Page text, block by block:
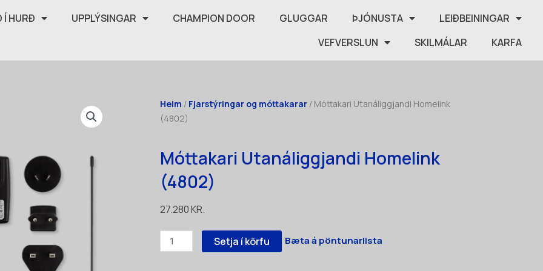
Í HURÐ UPPLÝSINGAR CHAMPION DOOR GLUGGAR ÞJÓNUSTA
LEIÐBEININGAR
VEFVERSLUN
SKILMÁLAR KARFA
Heim / Fjarstýringar og móttakarar / Móttakari Utanáliggjandi Homelink
(4802)
Móttakari Utanáliggjandi Homelink
(4802)
27.280KR.
Móttakari
Utanáliggjandi
Setja í körfu Bæta á pöntunarlista